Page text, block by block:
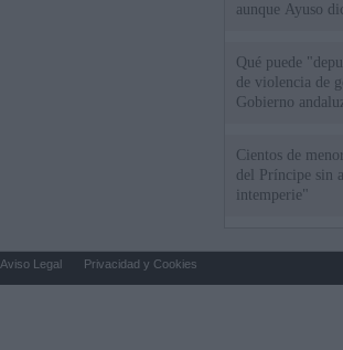
aunque Ayuso
Qué puede
de violencia de
Gobierno
Cientos de
del Príncipe sin
intemperie"
Aviso Legal Privacidad y Cookies